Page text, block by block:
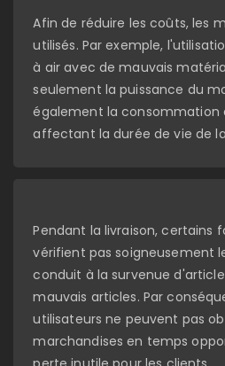
Afin de réduire les coûts, les
utilisés. Par exemple,
à air avec de mauvais
seulement la puissance du
également la consommation
affectant la durée de vie de
Pendant la livraison, certains
vérifient pas soigneusement
conduit à la survenue
mauvais articles. Par
utilisateurs ne peuvent pas
marchandises en temps